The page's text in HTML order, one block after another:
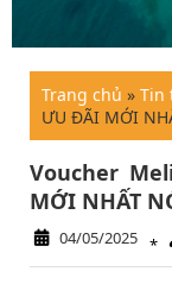
Trang chủ » Tin
ƯU ĐÃI MỚI
Voucher
MỚI NHẤT
04/05/2025 *